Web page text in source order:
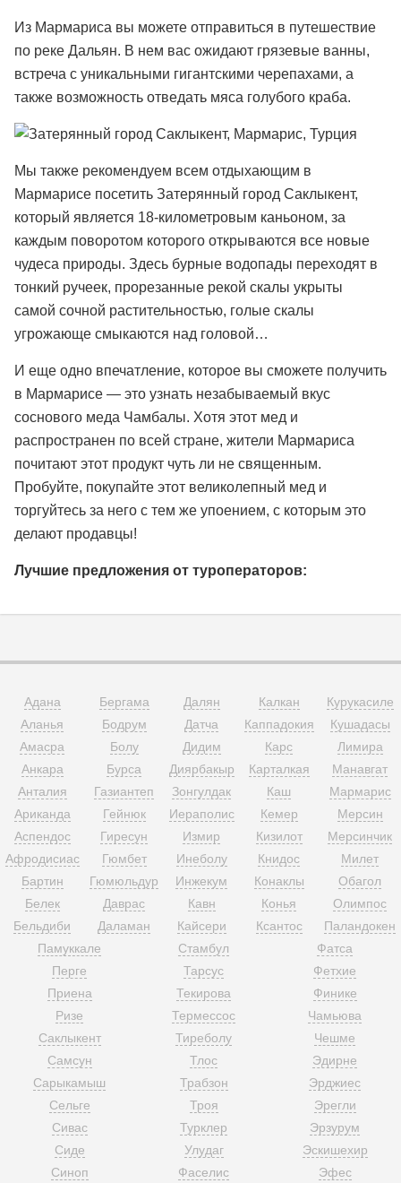
Из Мармариса вы можете отправиться в путешествие
по реке Дальян. В нем вас ожидают грязевые ванны,
встреча с уникальными гигантскими черепахами, а
также возможность отведать мяса голубого краба.
Мы также рекомендуем всем отдыхающим в
Мармарисе посетить Затерянный город Саклыкент,
который является 18-километровым каньоном, за
каждым поворотом которого открываются все новые
чудеса природы. Здесь бурные водопады переходят в
тонкий ручеек, прорезанные рекой скалы укрыты
самой сочной растительностью, голые скалы
угрожающе смыкаются над головой…
И еще одно впечатление, которое вы сможете получить
в Мармарисе — это узнать незабываемый вкус
соснового меда Чамбалы. Хотя этот мед и
распространен по всей стране, жители Мармариса
почитают этот продукт чуть ли не священным.
Пробуйте, покупайте этот великолепный мед и
торгуйтесь за него с тем же упоением, с которым это
делают продавцы!
Лучшие предложения от туроператоров:
Адана
Аланья
Амасра
Анкара
Анталия
Ариканда
Аспендос
Афродисиас
Бартин
Белек
Бельдиби
Бергама
Бодрум
Болу
Бурса
Газиантеп
Гейнюк
Гиресун
Гюмбет
Гюмюльдур
Даврас
Даламан
Далян
Датча
Дидим
Диярбакыр
Зонгулдак
Иераполис
Измир
Инеболу
Инжекум
Кавн
Кайсери
Калкан
Каппадокия
Карс
Карталкая
Каш
Кемер
Кизилот
Книдос
Конаклы
Конья
Ксантос
Курукасиле
Кушадасы
Лимира
Манавгат
Мармарис
Мерсин
Мерсинчик
Милет
Обагол
Олимпос
Паландокен
Памуккале
Перге
Приена
Ризе
Саклыкент
Самсун
Сарыкамыш
Сельге
Сивас
Сиде
Синоп
Стамбул
Тарсус
Текирова
Термессос
Тиреболу
Тлос
Трабзон
Троя
Турклер
Улудаг
Фаселис
Фатса
Фетхие
Финике
Чамьюва
Чешме
Эдирне
Эрджиес
Эрегли
Эрзурум
Эскишехир
Эфес